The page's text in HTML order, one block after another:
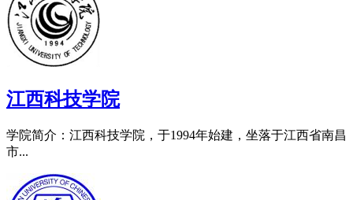
江西科技学院
学院简介：江西科技学院，于1994年始建，坐落于江西省南昌
市...